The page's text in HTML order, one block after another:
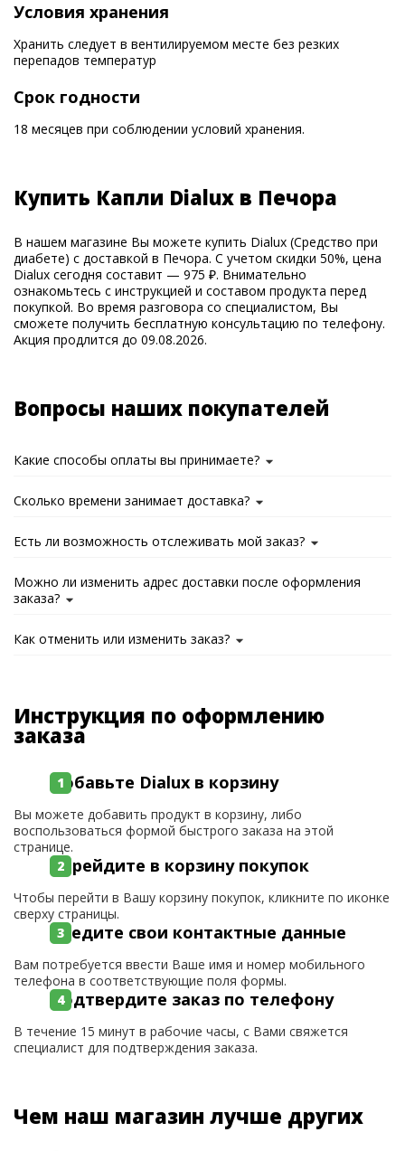
Условия хранения
Хранить следует в вентилируемом месте без резких
перепадов температур
Срок годности
18 месяцев при соблюдении условий хранения.
Купить Капли Dialux в Печора
В нашем магазине Вы можете купить Dialux (Средство при
диабете) с доставкой в Печора. С учетом скидки 50%, цена
Dialux сегодня составит — 975 ₽. Внимательно
ознакомьтесь с инструкцией и составом продукта перед
покупкой. Во время разговора со специалистом, Вы
сможете получить бесплатную консультацию по телефону.
Акция продлится до 09.08.2026.
Вопросы наших покупателей
Какие способы оплаты вы принимаете?
Сколько времени занимает доставка?
Есть ли возможность отслеживать мой заказ?
Можно ли изменить адрес доставки после оформления
заказа?
Как отменить или изменить заказ?
Инструкция по оформлению
заказа
Добавьте Dialux в корзину
Вы можете добавить продукт в корзину, либо
воспользоваться формой быстрого заказа на этой
странице.
Перейдите в корзину покупок
Чтобы перейти в Вашу корзину покупок, кликните по иконке
сверху страницы.
Введите свои контактные данные
Вам потребуется ввести Ваше имя и номер мобильного
телефона в соответствующие поля формы.
Подтвердите заказ по телефону
В течение 15 минут в рабочие часы, с Вами свяжется
специалист для подтверждения заказа.
Чем наш магазин лучше других